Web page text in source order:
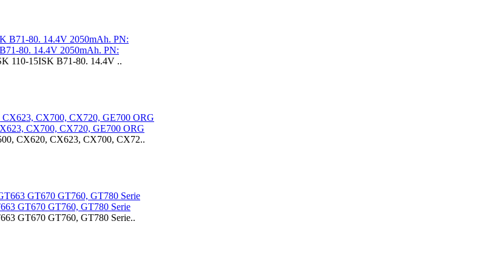
80. 14.4V 2050mAh. PN:
110-15ISK B71-80. 14.4V ..
CX700, CX720, GE700 ORG
CX620, CX623, CX700, CX72..
GT670 GT760, GT780 Serie
GT670 GT760, GT780 Serie..